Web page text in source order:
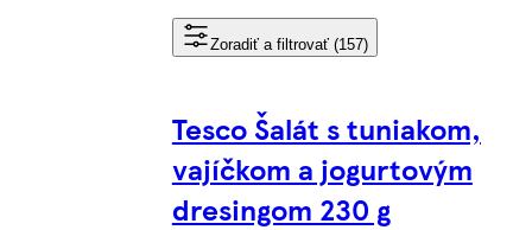
Zoradiť a filtrovať (157)
Tesco Šalát s tuniakom,
vajíčkom a jogurtovým
dresingom 230 g